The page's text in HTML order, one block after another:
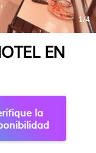
1/4
EN
la